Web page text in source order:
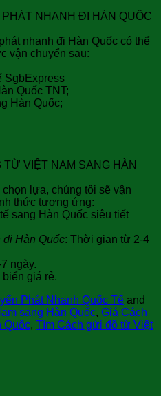
NHANH ĐI HÀN QUỐC
nhanh đi Hàn Quốc có thể
vận chuyển sau:
SgbExpress
Quốc TNT;
Hàn Quốc;
TỪ VIỆT NAM SANG HÀN
lựa, chúng tôi sẽ vận
thức tương ứng:
sang Hàn Quốc siêu tiết
đi Hàn Quốc: Thời gian từ 2-4
ngày.
giá rẻ.
Phát Nhanh Quốc Tế and
sang Hàn Quốc, Giá Cách
Quốc, Tìm Cách gửi đồ từ Việt